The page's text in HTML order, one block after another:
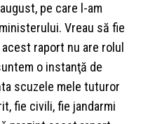
pe care l-am
Vreau să fie
raport nu are rolul
o instanţă de
scuzele mele tuturor
fie civili, fie jandarmi